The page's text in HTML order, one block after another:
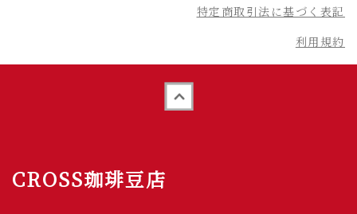
特定商取引法に基づく表記
利用規約
CROSS珈琲豆店